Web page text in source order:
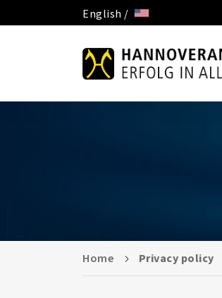
English /
Home Privacy policy